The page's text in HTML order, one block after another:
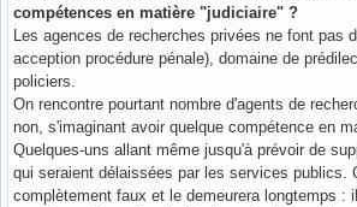
compétences en matière "judiciaire" ?
Les agences de recherches privées ne font pas
acception procédure pénale), domaine de
policiers.
On rencontre pourtant nombre d'agents de
non, s'imaginant avoir quelque compétence en
Quelques-uns allant même jusqu'à prévoir de
qui seraient délaissées par les services publics.
complètement faux et le demeurera longtemps :